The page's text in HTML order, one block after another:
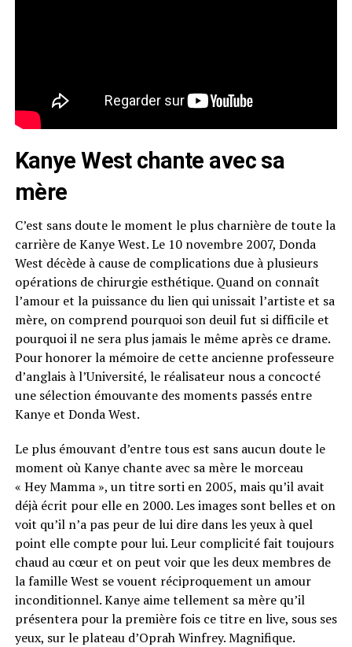
Kanye West chante avec sa
mère
C’est sans doute le moment le plus charnière de toute la
carrière de Kanye West. Le 10 novembre 2007, Donda
West décède à cause de complications due à plusieurs
opérations de chirurgie esthétique. Quand on connaît
l’amour et la puissance du lien qui unissait l’artiste et sa
mère, on comprend pourquoi son deuil fut si difficile et
pourquoi il ne sera plus jamais le même après ce drame.
Pour honorer la mémoire de cette ancienne professeure
d’anglais à l’Université, le réalisateur nous a concocté
une sélection émouvante des moments passés entre
Kanye et Donda West.
Le plus émouvant d’entre tous est sans aucun doute le
moment où Kanye chante avec sa mère le morceau
« Hey Mamma », un titre sorti en 2005, mais qu’il avait
déjà écrit pour elle en 2000. Les images sont belles et on
voit qu’il n’a pas peur de lui dire dans les yeux à quel
point elle compte pour lui. Leur complicité fait toujours
chaud au cœur et on peut voir que les deux membres de
la famille West se vouent réciproquement un amour
inconditionnel. Kanye aime tellement sa mère qu’il
présentera pour la première fois ce titre en live, sous ses
yeux, sur le plateau d’Oprah Winfrey. Magnifique.